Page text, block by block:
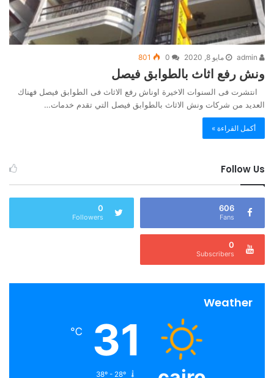
مايو 8, 2020 0
801
ونش رفع اثاث بالطوابق فيصل
انتشرت فى السنوات الاخيرة اوناش رفع الاثاث فى الطوابق فيصل فهناك
العديد من شركات ونش الاثاث بالطوابق فيصل التي تقدم خدمات…
أكمل القراءة »
Follow Us
606
Fans
0
Followers
0
Subscribers
Weather
31
℃